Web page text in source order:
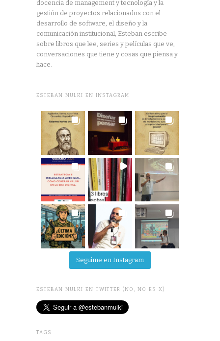
docencia de management y tecnología y la
gestión de proyectos relacionados con el
desarrollo de software, el diseño y la
comunicación institucional, Esteban escribe
sobre libros que lee, series y películas que ve,
conversaciones que tiene y cosas que piensa y
hace.
ESTEBAN MULKI EN INSTAGRAM
Seguime en Instagram
ESTEBAN MULKI EN TWITTER (NO, NO ES X)
TAGS